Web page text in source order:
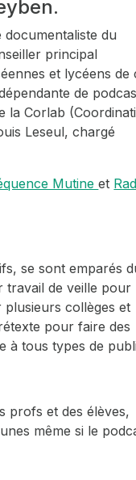
du
principal
et lycéens de
de
la Corlab
Leseul, chargé
Mutineet
se sont emparés
travail de veille pour
collèges et
pour faire des
à tous types de
profs et des élèves,
même si le